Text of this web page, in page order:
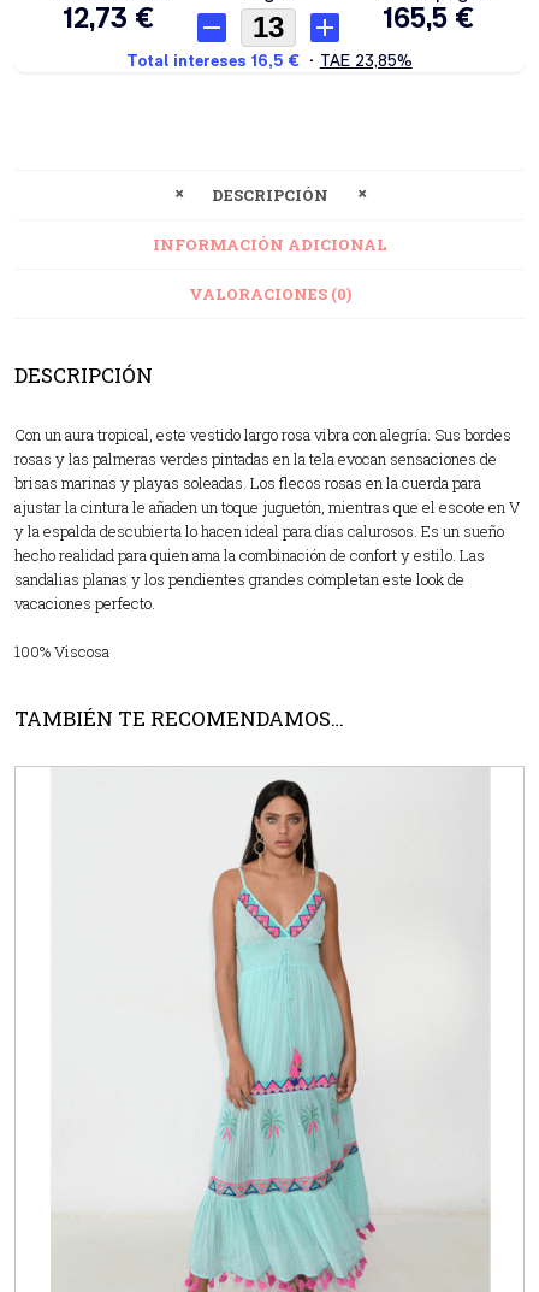
DESCRIPCIÓN
INFORMACIÓN ADICIONAL
VALORACIONES (0)
DESCRIPCIÓN
Con un aura tropical, este vestido largo rosa vibra con alegría. Sus bordes
rosas y las palmeras verdes pintadas en la tela evocan sensaciones de
brisas marinas y playas soleadas. Los flecos rosas en la cuerda para
ajustar la cintura le añaden un toque juguetón, mientras que el escote en V
y la espalda descubierta lo hacen ideal para días calurosos. Es un sueño
hecho realidad para quien ama la combinación de confort y estilo. Las
sandalias planas y los pendientes grandes completan este look de
vacaciones perfecto.
100% Viscosa
TAMBIÉN TE RECOMENDAMOS…